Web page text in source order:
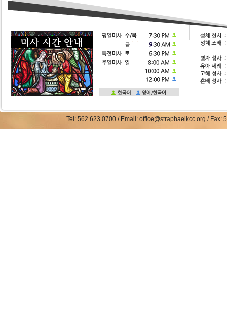
Tel: 562.623.0700 / Email: office@straphaelkcc.org /